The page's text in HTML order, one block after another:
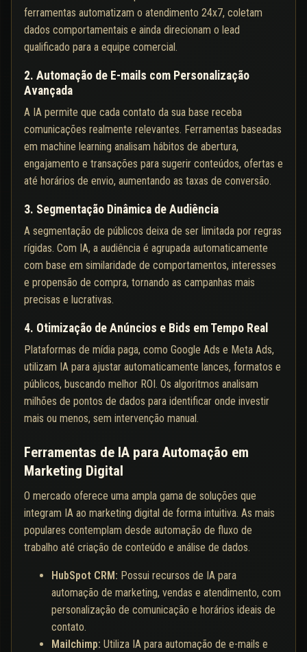
ferramentas automatizam o atendimento 24x7, coletam
dados comportamentais e ainda direcionam o lead
qualificado para a equipe comercial.
2. Automação de E-mails com Personalização
Avançada
A IA permite que cada contato da sua base receba
comunicações realmente relevantes. Ferramentas baseadas
em machine learning analisam hábitos de abertura,
engajamento e transações para sugerir conteúdos, ofertas e
até horários de envio, aumentando as taxas de conversão.
3. Segmentação Dinâmica de Audiência
A segmentação de públicos deixa de ser limitada por regras
rígidas. Com IA, a audiência é agrupada automaticamente
com base em similaridade de comportamentos, interesses
e propensão de compra, tornando as campanhas mais
precisas e lucrativas.
4. Otimização de Anúncios e Bids em Tempo Real
Plataformas de mídia paga, como Google Ads e Meta Ads,
utilizam IA para ajustar automaticamente lances, formatos e
públicos, buscando melhor ROI. Os algoritmos analisam
milhões de pontos de dados para identificar onde investir
mais ou menos, sem intervenção manual.
Ferramentas de IA para Automação em
Marketing Digital
O mercado oferece uma ampla gama de soluções que
integram IA ao marketing digital de forma intuitiva. As mais
populares contemplam desde automação de fluxo de
trabalho até criação de conteúdo e análise de dados.
HubSpot CRM: Possui recursos de IA para
automação de marketing, vendas e atendimento, com
personalização de comunicação e horários ideais de
contato.
Mailchimp: Utiliza IA para automação de e-mails e